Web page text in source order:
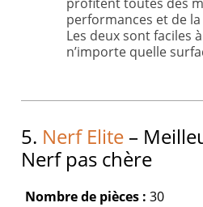
performances et de
Les deux sont faciles
n’importe quelle
5. Nerf Elite –
Nerf pas chère
Nombre de pièces : 30